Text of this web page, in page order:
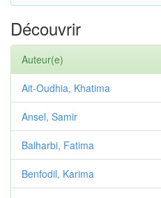
Découvrir
Auteur(e)
Ait-Oudhia, Khatima
Ansel, Samir
Balharbi, Fatima
Benfodil, Karima